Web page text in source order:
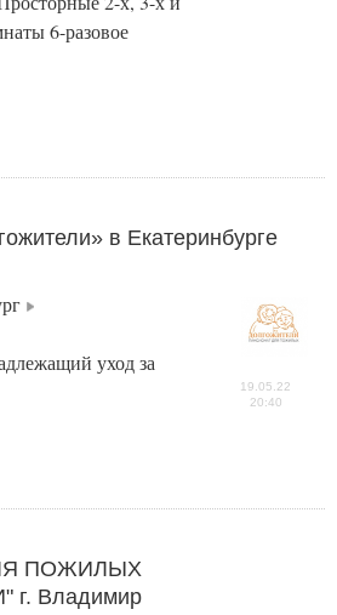
6-разовое
в Екатеринбурге
уход за
19.05.22
20:40
ПОЖИЛЫХ
Владимир